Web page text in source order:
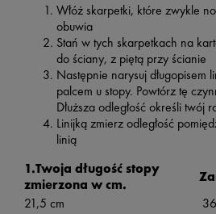
Włóż skarpetki, które zwykle
obuwia
Stań w tych skarpetkach na
do ściany, z piętą przy ścianie
Następnie narysuj długopisem
palcem u stopy. Powtórz tę
Dłuższa odległość określi twój
Linijką zmierz odległość
linią
1.Twoja długość stopy
zmierzona w cm.
21,5 cm